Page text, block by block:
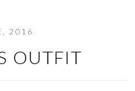
2016
OUTFIT